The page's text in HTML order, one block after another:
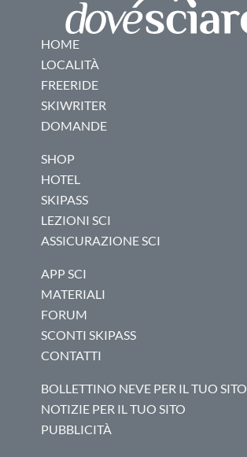
HOME
LOCALITÀ
FREERIDE
SKIWRITER
DOMANDE
SHOP
HOTEL
SKIPASS
LEZIONI SCI
ASSICURAZIONE SCI
APP SCI
MATERIALI
FORUM
SCONTI SKIPASS
CONTATTI
BOLLETTINO NEVE PER IL TUO SITO
NOTIZIE PER IL TUO SITO
PUBBLICITÀ